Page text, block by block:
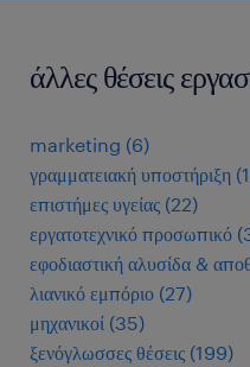
άλλες θέσεις
marketing (6)
γραμματειακή υποστήριξη (
επιστήμες υγείας (22)
εργατοτεχνικό προσωπικό (
εφοδιαστική αλυσίδα &
λιανικό εμπόριο (27)
μηχανικοί (35)
ξενόγλωσσες θέσεις (199)